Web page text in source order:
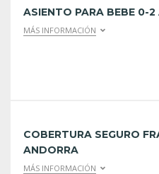
ASIENTO PARA BEBE 0-2
MÁS INFORMACIÓN
COBERTURA SEGURO
ANDORRA
MÁS INFORMACIÓN